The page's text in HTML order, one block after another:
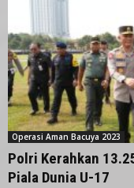
Operasi Aman Bacuya 2023
Polri Kerahkan
Piala Dunia U-17